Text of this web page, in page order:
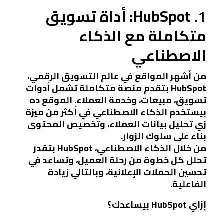
1. HubSpot: أداة تسويق
متكاملة مع الذكاء
الاصطناعي
من أشهر المواقع في عالم التسويق الرقمي،
HubSpot بتقدم منصة متكاملة تشمل أدوات
تسويق، مبيعات، وخدمة العملاء. الموقع ده
بيستخدم الذكاء الاصطناعي في أكثر من ميزة
زي تحليل بيانات العملاء، وتخصيص المحتوى
بناءً على سلوك الزوار.
من خلال الذكاء الاصطناعي، HubSpot بتقدر
تحلل كل خطوة من رحلة العميل، وتساعد في
تحسين الحملات الإعلانية، وبالتالي زيادة
الفاعلية.
إزاي HubSpot بيساعدك؟